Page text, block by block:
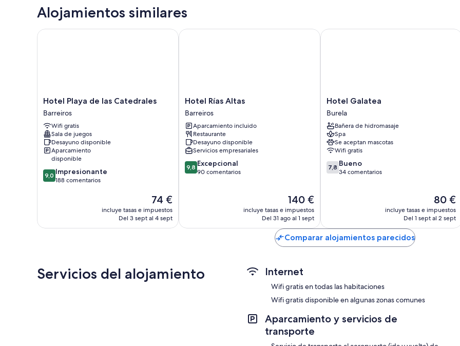
Todas las habitaciones en Casa Brais tienen características entre
Calefacción, servicio de limpieza diario y escritorios
Alojamientos similares
Hotel
Playa
de
las
Catedrales
Barreiros
Hotel Playa de las Catedrales
Barreiros
Wifi gratis
Sala de juegos
Desayuno disponible
Aparcamiento
disponible
9.0
sobre
9,0 Impresionante
188 comentarios
El
precio
actual
74 €
incluye tasas e impuestos
Del 3 sept al 4 sept
Hotel Playa de las Catedrales
Hotel
Rías
Altas
Barreiros
Hotel Rías Altas
Barreiros
Aparcamiento incluido
Restaurante
Desayuno disponible
Servicios empresariales
9.8
sobre
9,8 Excepcional
90 comentarios
El
precio
actual
de
140 €
140 €
incluye tasas e impuestos
Del 31 ago al 1 sept
Hotel Rías Altas
Hotel
Galatea
Burela
Hotel Galatea
Burela
Bañera de hidromasaje
Spa
Se aceptan mascotas
Wifi gratis
7.8
sobre
7,8 Bueno
34 comentarios
El
precio
actual
80 €
incluye tasas e impuestos
Del 1 sept al 2 sept
Hotel Galatea
Comparar alojamientos parecidos
Servicios del alojamiento Internet
Wifi gratis en todas las habitaciones
Wifi gratis disponible en algunas zonas comunes
Aparcamiento y servicios de
transporte